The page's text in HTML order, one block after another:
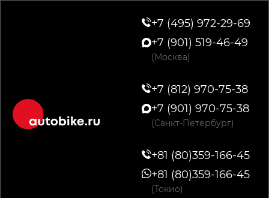
+7 (495) 972-29-69
+7 (901) 519-46-49
(Москва)
+7 (812) 970-75-38
+7 (901) 970-75-38
(Санкт-Петербург)
+81 (80)359-166-45
+81 (80)359-166-45
(Токио)